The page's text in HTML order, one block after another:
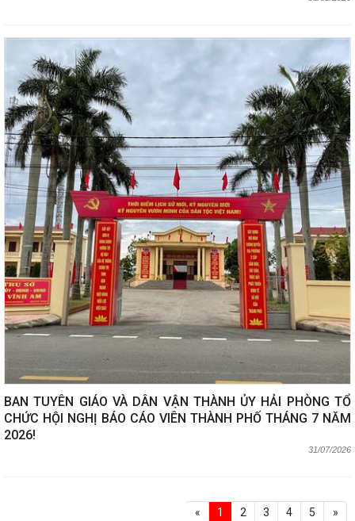
BAN TUYÊN GIÁO VÀ DÂN VẬN THÀNH ỦY HẢI PHÒNG TỔ
CHỨC HỘI NGHỊ BÁO CÁO VIÊN THÀNH PHỐ THÁNG 7 NĂM
2026!
31/07/2026
« 1 2 3 4 5 »